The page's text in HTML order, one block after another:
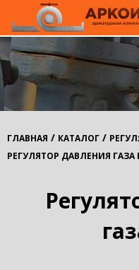
ГЛАВНАЯ / КАТАЛОГ /
РЕГУЛЯТОР ДАВЛЕНИЯ ГАЗА